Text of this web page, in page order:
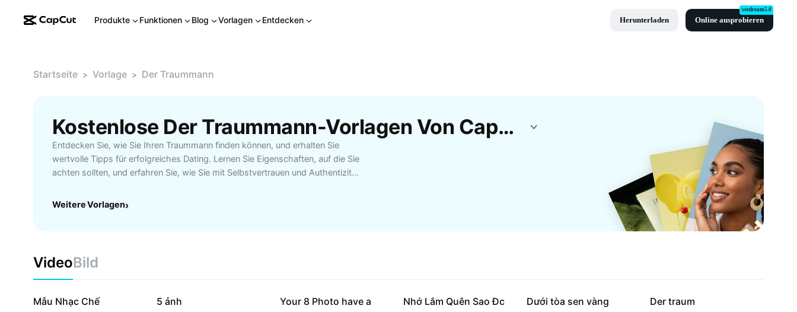
Produkte Funktionen Blog Vorlagen Entdecken Herunterladen Online ausprobieren
seedream5.0
Startseite > Vorlage > Der Traummann
Kostenlose Der Traummann-Vorlagen Von CapCut
Entdecken Sie, wie Sie Ihren Traummann finden können, und erhalten Sie
wertvolle Tipps für erfolgreiches Dating. Lernen Sie Eigenschaften, auf die Sie
achten sollten, und erfahren Sie, wie Sie mit Selbstvertrauen und Authentizität
Ratschläge helfen Ihnen, sich auf der Suche nach „Der Traummann“ besser
zurechtzufinden und glückliche Beziehungen aufzubauen.
Weitere Vorlagen›
VideoBild
78.462
Mẫu Nhạc Chế 42.824
5 ảnh 41.256
Your 8 Photo have a 27.729
Nhớ Lắm Quên Sao Đc 26.578
Dưới tòa sen vàng 2752
Der traum